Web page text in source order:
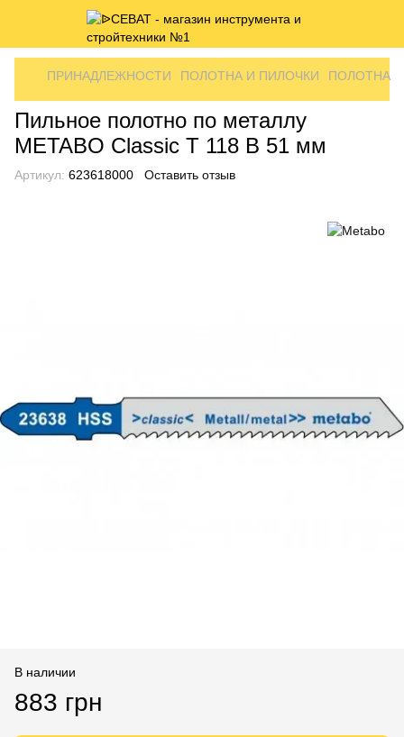
ПРИНАДЛЕЖНОСТИ ПОЛОТНА И ПИЛОЧКИ ПОЛОТНА И
Пильное полотно по металлу
METABO Classic T 118 B 51 мм
Артикул: 623618000 Оставить отзыв
В наличии
883 грн